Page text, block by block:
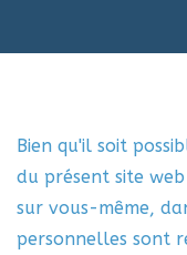
Bien qu'il soit
du présent site
sur vous-même,
personnelles sont